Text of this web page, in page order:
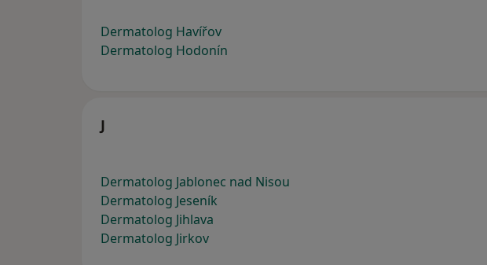
Dermatolog Havířov
Dermatolog Hodonín
J
Dermatolog Jablonec nad Nisou
Dermatolog Jeseník
Dermatolog Jihlava
Dermatolog Jirkov